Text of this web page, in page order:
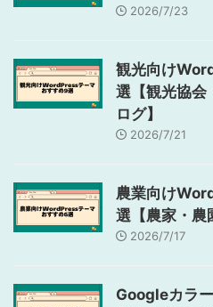
2026/7/23
観光向け
選【観光協会
ログ】
2026/7/21
農業向け
選【農家・農
2026/7/17
Googleカラ